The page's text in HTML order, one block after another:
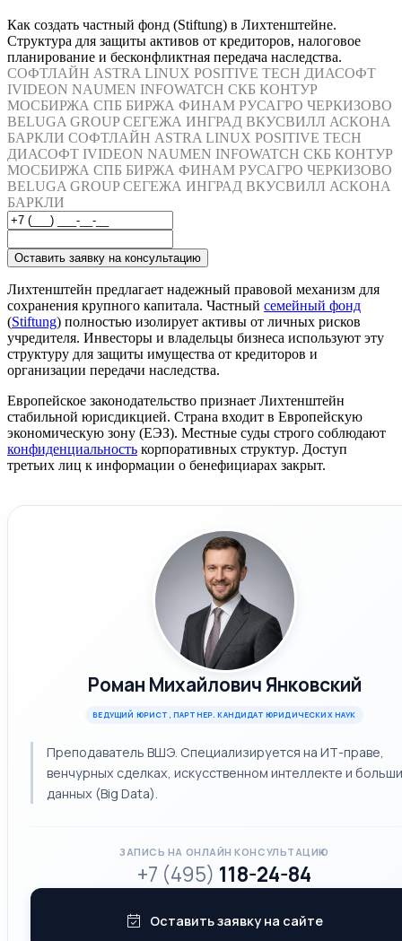
Как создать частный фонд (Stiftung) в Лихтенштейне.
Структура для защиты активов от кредиторов, налоговое
планирование и бесконфликтная передача наследства.
СОФТЛАЙН ASTRA LINUX POSITIVE TECH ДИАСОФТ
IVIDEON NAUMEN INFOWATCH СКБ КОНТУР
МОСБИРЖА СПБ БИРЖА ФИНАМ РУСАГРО ЧЕРКИЗОВО
BELUGA GROUP СЕГЕЖА ИНГРАД ВКУСВИЛЛ АСКОНА
БАРКЛИ СОФТЛАЙН ASTRA LINUX POSITIVE TECH
ДИАСОФТ IVIDEON NAUMEN INFOWATCH СКБ КОНТУР
МОСБИРЖА СПБ БИРЖА ФИНАМ РУСАГРО ЧЕРКИЗОВО
BELUGA GROUP СЕГЕЖА ИНГРАД ВКУСВИЛЛ АСКОНА
БАРКЛИ
Оставить заявку на консультацию
Лихтенштейн предлагает надежный правовой механизм для
сохранения крупного капитала. Частный семейный фонд
(Stiftung) полностью изолирует активы от личных рисков
учредителя. Инвесторы и владельцы бизнеса используют эту
структуру для защиты имущества от кредиторов и
организации передачи наследства.
Европейское законодательство признает Лихтенштейн
стабильной юрисдикцией. Страна входит в Европейскую
экономическую зону (ЕЭЗ). Местные суды строго соблюдают
конфиденциальность корпоративных структур. Доступ
третьих лиц к информации о бенефициарах закрыт.
Роман Михайлович Янковский
ВЕДУЩИЙ ЮРИСТ, ПАРТНЕР. КАНДИДАТ ЮРИДИЧЕСКИХ НАУК
Преподаватель ВШЭ. Специализируется на ИТ-праве,
венчурных сделках, искусственном интеллекте и
данных (Big Data).
ЗАПИСЬ НА ОНЛАЙН КОНСУЛЬТАЦИЮ
+7 (495) 118-24-84
Оставить заявку на сайте